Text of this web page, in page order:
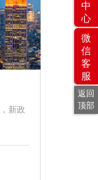
新政
中
心
微
信
客
服
返回
顶部